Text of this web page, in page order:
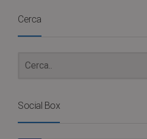
Cerca
Social Box